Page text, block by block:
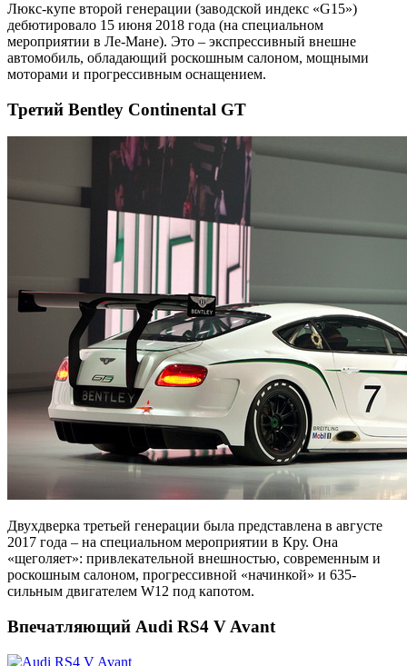
Люкс-купе второй генерации (заводской индекс «G15»)
дебютировало 15 июня 2018 года (на специальном
мероприятии в Ле-Мане). Это – экспрессивный внешне
автомобиль, обладающий роскошным салоном, мощными
моторами и прогрессивным оснащением.
Третий Bentley Continental GT
Двухдверка третьей генерации была представлена в августе
2017 года – на специальном мероприятии в Кру. Она
«щеголяет»: привлекательной внешностью, современным и
роскошным салоном, прогрессивной «начинкой» и 635-
сильным двигателем W12 под капотом.
Впечатляющий Audi RS4 V Avant